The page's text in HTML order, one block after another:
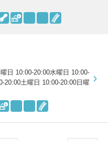
日 10:00-20:00水曜日 10:00-
20:00土曜日 10:00-20:00日曜